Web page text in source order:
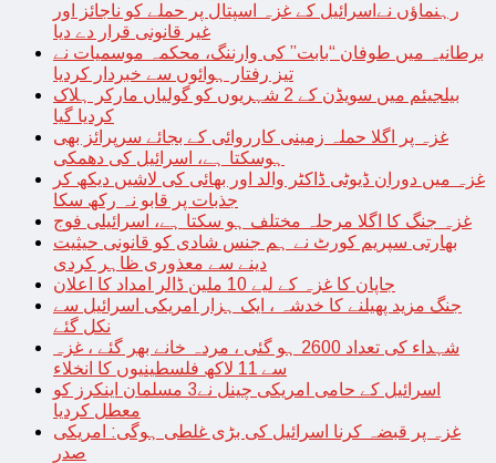
رہنماؤں نےاسرائیل کے غزہ اسپتال پر حملے کو ناجائز اور
غیر قانونی قرار دے دیا
برطانیہ میں طوفان “بابت” کی وارننگ، محکمہ موسمیات نے
تیز رفتار ہوائوں سے خبردار کردیا
بیلجیئم میں سویڈن کے 2 شہریوں کو گولیاں مارکر ہلاک
کردیا گیا
غزہ پر اگلا حملہ زمینی کارروائی کے بجائے سرپرائز بھی
ہوسکتا ہے، اسرائیل کی دھمکی
غزہ میں دوران ڈیوٹی ڈاکٹر والد اور بھائی کی لاشیں دیکھ کر
جذبات پر قابو نہ رکھ سکا
غزہ جنگ کا اگلا مرحلہ مختلف ہو سکتا ہے، اسرائیلی فوج
بھارتی سپریم کورٹ نے ہم جنس شادی کو قانونی حیثیت
دینے سے معذوری ظاہر کردی
جاپان کا غزہ کے لیے 10 ملین ڈالر امداد کا اعلان
جنگ مزید پھیلنے کا خدشہ ، ایک ہزار امریکی اسرائیل سے
نکل گئے
شہداء کی تعداد 2600 ہو گئی ، مردہ خانے بھر گئے ، غزہ
سے 11 لاکھ فلسطینیوں کا انخلاء
اسرائیل کے حامی امریکی چینل نے3 مسلمان اینکرز کو
معطل کردیا
غزہ پر قبضہ کرنا اسرائیل کی بڑی غلطی ہوگی: امریکی
صدر